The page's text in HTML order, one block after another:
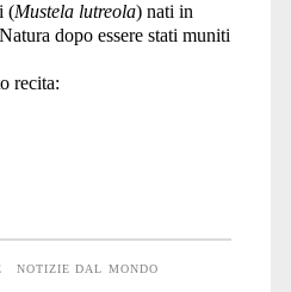
(Mustela lutreola) nati in
dopo essere stati muniti
recita:
NOTIZIE DAL MONDO